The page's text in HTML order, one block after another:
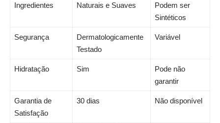
Ingredientes Naturais e Suaves
Podem ser
Sintéticos
Segurança
Dermatologicamente
Testado
Variável
Hidratação Sim
Pode não
garantir
Garantia de
Satisfação
30 dias Não disponível